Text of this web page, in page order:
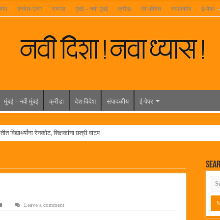
पनवेल-उरण रायगड मुंबई – नवी मुंबई क्रीडा देश-विदेश संपादकीय ई-पेपर
मुंबई – नवी मुंबई क्रीडा देश-विदेश संपादकीय ई-पेपर
विद्यार्थ्यांना रेनकोट, शिक्षकांना छत्री वाटप
वाढदिवसानिमित्त राज्यभरातून शुभेच्छांचा वर्षाव
जाहीर
Leave a comment